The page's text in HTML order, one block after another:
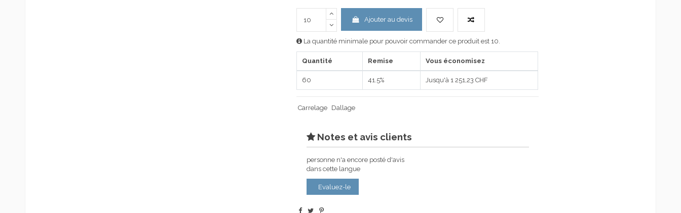
Ajouter au devis
La quantité minimale pour pouvoir commander ce produit est 10.
Quantité Remise Vous économisez
60 41.5% Jusqu'à 1 251,23 CHF
Carrelage Dallage
Notes et avis clients
personne n'a encore posté d'avis
dans cette langue
Evaluez-le